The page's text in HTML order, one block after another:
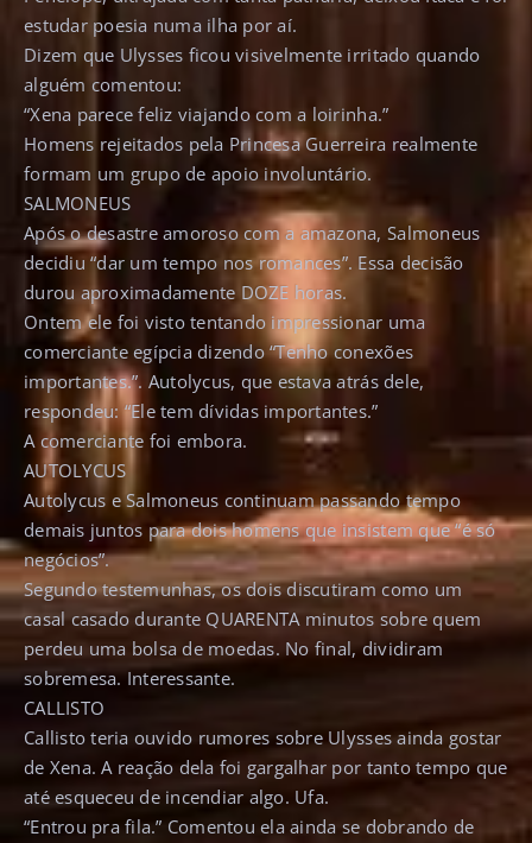
estudar poesia numa ilha por aí.
Dizem que Ulysses ficou visivelmente irritado quando
alguém comentou:
“Xena parece feliz viajando com a loirinha.”
Homens rejeitados pela Princesa Guerreira realmente
formam um grupo de apoio involuntário.
SALMONEUS
Após o desastre amoroso com a amazona, Salmoneus
decidiu “dar um tempo nos romances”. Essa decisão
durou aproximadamente DOZE horas.
Ontem ele foi visto tentando impressionar uma
comerciante egípcia dizendo “Tenho conexões
importantes.”. Autolycus, que estava atrás dele,
respondeu: “Ele tem dívidas importantes.”
A comerciante foi embora.
AUTOLYCUS
Autolycus e Salmoneus continuam passando tempo
demais juntos para dois homens que insistem que “é só
negócios”.
Segundo testemunhas, os dois discutiram como um
casal casado durante QUARENTA minutos sobre quem
perdeu uma bolsa de moedas. No final, dividiram
sobremesa. Interessante.
CALLISTO
Callisto teria ouvido rumores sobre Ulysses ainda gostar
de Xena. A reação dela foi gargalhar por tanto tempo que
até esqueceu de incendiar algo. Ufa.
“Entrou pra fila.” Comentou ela ainda se dobrando de